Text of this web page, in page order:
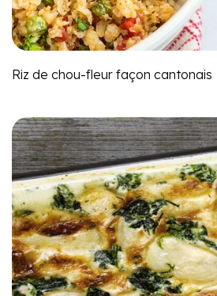
Riz de chou-fleur façon cantonais